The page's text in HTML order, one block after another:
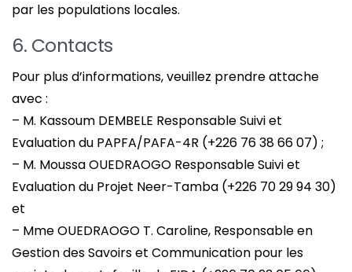
par les populations locales.
6. Contacts
Pour plus d’informations, veuillez prendre attache
avec :
– M. Kassoum DEMBELE Responsable Suivi et
Evaluation du PAPFA/PAFA-4R (+226 76 38 66 07) ;
– M. Moussa OUEDRAOGO Responsable Suivi et
Evaluation du Projet Neer-Tamba (+226 70 29 94 30)
et
– Mme OUEDRAOGO T. Caroline, Responsable en
Gestion des Savoirs et Communication pour les